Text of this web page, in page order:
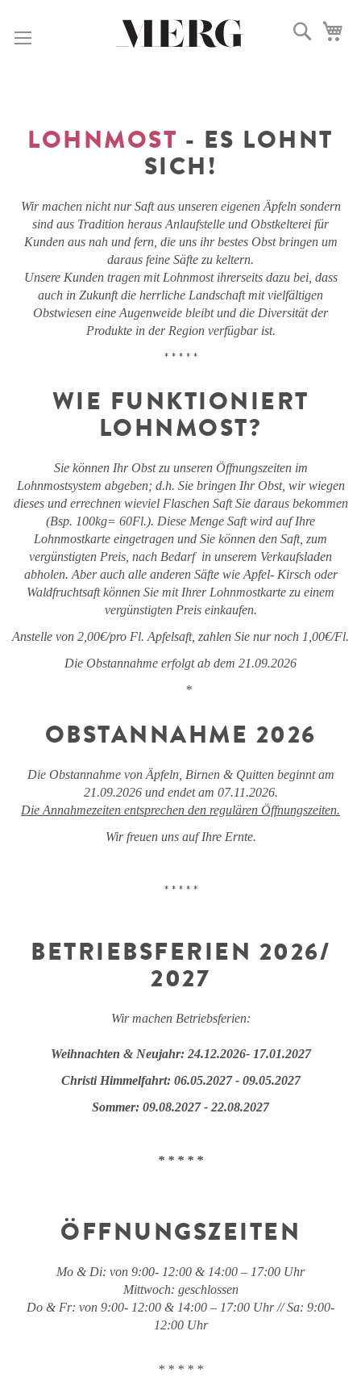
INHALT
Suche
LOHNMOST - ES LOHNT
SICH!
Wir machen nicht nur Saft aus unseren eigenen Äpfeln sondern
sind aus Tradition heraus Anlaufstelle und Obstkelterei für
Kunden aus nah und fern, die uns ihr bestes Obst bringen um
daraus feine Säfte zu keltern.
Unsere Kunden tragen mit Lohnmost ihrerseits dazu bei, dass
auch in Zukunft die herrliche Landschaft mit vielfältigen
Obstwiesen eine Augenweide bleibt und die Diversität der
Produkte in der Region verfügbar ist.
* * * * *
WIE FUNKTIONIERT
LOHNMOST?
Sie können Ihr Obst zu unseren Öffnungszeiten im
Lohnmostsystem abgeben; d.h. Sie bringen Ihr Obst, wir wiegen
dieses und errechnen wieviel Flaschen Saft Sie daraus bekommen
(Bsp. 100kg= 60Fl.). Diese Menge Saft wird auf Ihre
Lohnmostkarte eingetragen und Sie können den Saft, zum
vergünstigten Preis, nach Bedarf in unserem Verkaufsladen
abholen. Aber auch alle anderen Säfte wie Apfel- Kirsch oder
Waldfruchtsaft können Sie mit Ihrer Lohnmostkarte zu einem
vergünstigten Preis einkaufen.
Anstelle von 2,00€/pro Fl. Apfelsaft, zahlen Sie nur noch 1,00€/Fl.
Die Obstannahme erfolgt ab dem 21.09.2026
*
OBSTANNAHME 2026
Die Obstannahme von Äpfeln, Birnen & Quitten beginnt am
21.09.2026 und endet am 07.11.2026.
Die Annahmezeiten entsprechen den regulären Öffnungszeiten.
Wir freuen uns auf Ihre Ernte.
* * * * *
BETRIEBSFERIEN 2026/
2027
Wir machen Betriebsferien:
Weihnachten & Neujahr: 24.12.2026- 17.01.2027
Christi Himmelfahrt: 06.05.2027 - 09.05.2027
Sommer: 09.08.2027 - 22.08.2027
* * * * *
ÖFFNUNGSZEITEN
Mo & Di: von 9:00- 12:00 & 14:00 – 17:00 Uhr
Mittwoch: geschlossen
Do & Fr: von 9:00- 12:00 & 14:00 – 17:00 Uhr // Sa: 9:00-
12:00 Uhr
* * * * *